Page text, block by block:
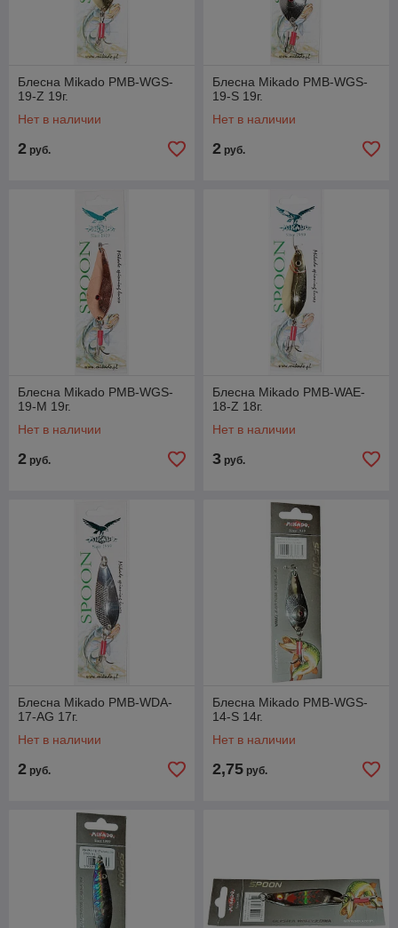
Блесна Mikado PMB-WGS-
19-Z 19г.
Нет в наличии
2 руб.
Блесна Mikado PMB-WGS-
19-S 19г.
Нет в наличии
2 руб.
Блесна Mikado PMB-WGS-
19-M 19г.
Нет в наличии
2 руб.
Блесна Mikado PMB-WAE-
18-Z 18г.
Нет в наличии
3 руб.
Блесна Mikado PMB-WDA-
17-AG 17г.
Нет в наличии
2 руб.
Блесна Mikado PMB-WGS-
14-S 14г.
Нет в наличии
2,75 руб.